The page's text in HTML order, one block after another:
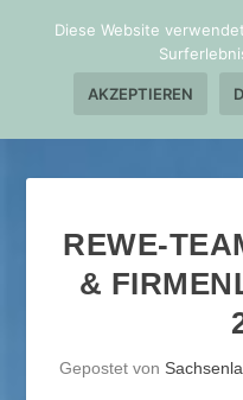
REWE-
&
Gepostet von
Diese Website
AKZEPTIEREN